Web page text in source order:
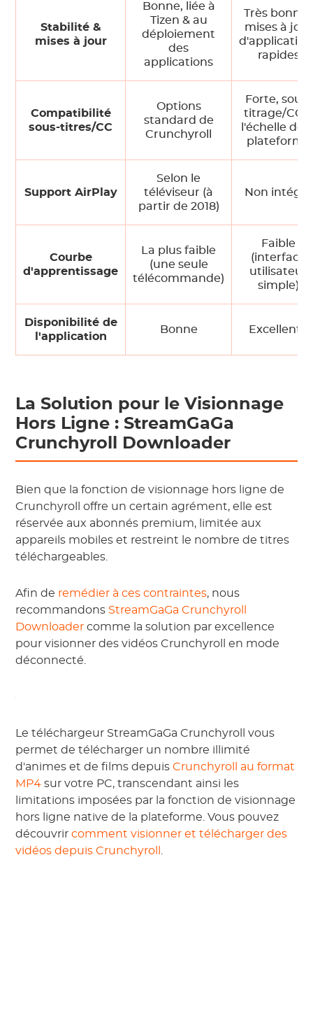
Stabilité &
mises à jour
Bonne, liée à
Tizen & au
déploiement
des
applications
Très bonne ;
mises à jour
rapides
Compatibilité
sous-titres/CC
Options
standard de
Crunchyroll
Forte, sous-
titrage/CC à
l'échelle de
plateforme
Support AirPlay
Selon le
téléviseur (à
partir de 2018)
Non intégré
Courbe
d'apprentissage
La plus faible
(une seule
télécommande)
Faible
(interface
utilisateur
simple)
Disponibilité de
l'application
Bonne Excellente
La Solution pour le Visionnage
Hors Ligne : StreamGaGa
Crunchyroll Downloader
Bien que la fonction de visionnage hors ligne de
Crunchyroll offre un certain agrément, elle est
réservée aux abonnés premium, limitée aux
appareils mobiles et restreint le nombre de titres
téléchargeables.
Afin de remédier à ces contraintes, nous
recommandons StreamGaGa Crunchyroll
Downloader comme la solution par excellence
pour visionner des vidéos Crunchyroll en mode
déconnecté.
Le téléchargeur StreamGaGa Crunchyroll vous
permet de télécharger un nombre illimité
d'animes et de films depuisCrunchyroll au format
MP4 sur votre PC, transcendant ainsi les
limitations imposées par la fonction de visionnage
hors ligne native de la plateforme. Vous pouvez
découvrircomment visionner et télécharger des
vidéos depuis Crunchyroll .